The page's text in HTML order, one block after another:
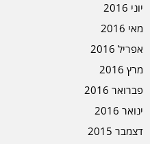
יוני 2016
מאי 2016
אפריל 2016
מרץ 2016
פברואר 2016
ינואר 2016
דצמבר 2015